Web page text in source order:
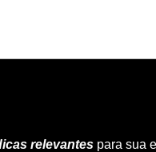
relevantes para sua